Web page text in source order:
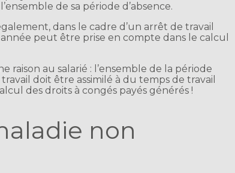
de sa période d’absence.
dans le cadre d’un arrêt de travail
peut être prise en compte dans le calcul
raison au salarié : l’ensemble de la période
doit être assimilé à du temps de travail
des droits à congés payés générés !
non